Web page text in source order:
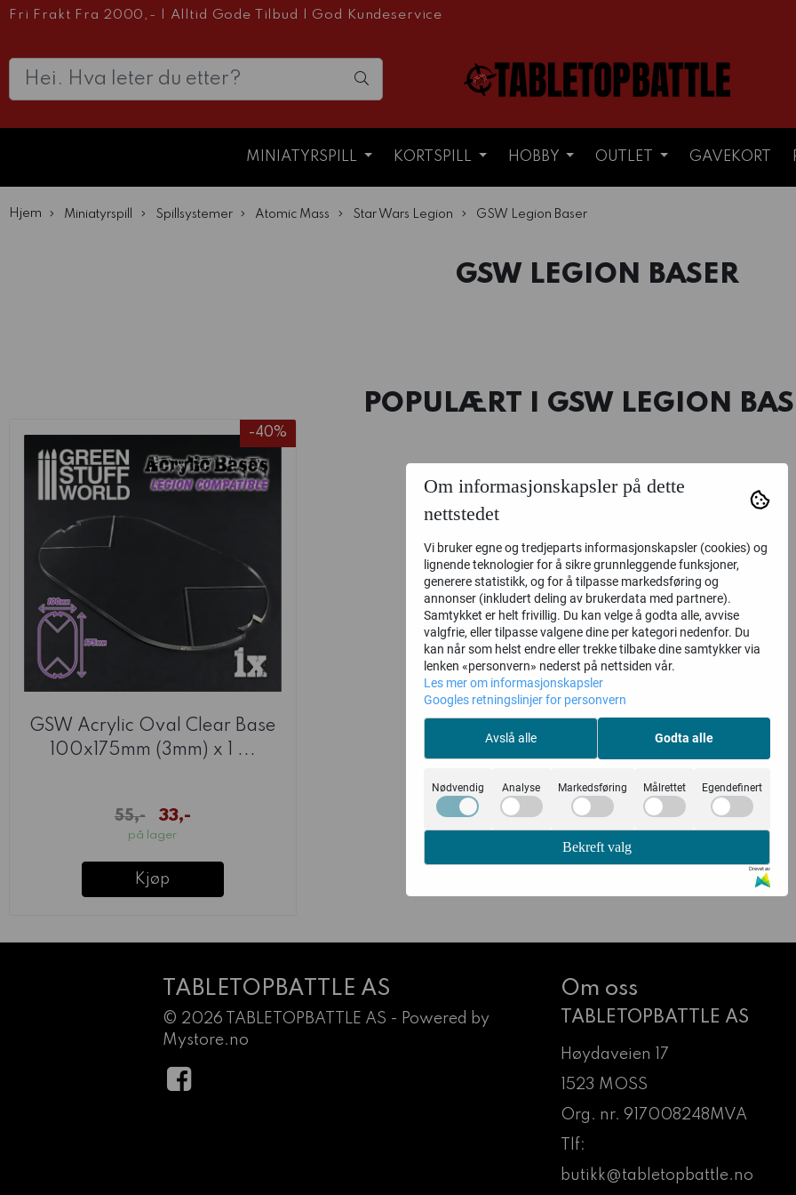
Fri Frakt Fra 2000,- Alltid Gode Tilbud God Kundeservice
MINIATYRSPILL KORTSPILL HOBBY OUTLET GAVEKORT
Hjem Miniatyrspill Spillsystemer Atomic Mass Star Wars Legion GSW Legion Baser
GSW LEGION BASER
POPULÆRT I GSW LEGION
-40%
GSW Acrylic Oval Clear Base
100x175mm (3mm) x 1 ...
55,- 33,-
på lager
Kjøp
TABLETOPBATTLE AS
© 2026 TABLETOPBATTLE AS - Powered by
Mystore.no
Om oss
TABLETOPBATTLE AS
Høydaveien 17
1523 MOSS
Org. nr. 917008248MVA
Tlf:
butikk@tabletopbattle.no
Om informasjonskapsler på dette
nettstedet
Vi bruker egne og tredjeparts informasjonskapsler (cookies) og
lignende teknologier for å sikre grunnleggende funksjoner,
generere statistikk, og for å tilpasse markedsføring og
annonser (inkludert deling av brukerdata med partnere).
Samtykket er helt frivillig. Du kan velge å godta alle, avvise
valgfrie, eller tilpasse valgene dine per kategori nedenfor. Du
kan når som helst endre eller trekke tilbake dine samtykker via
lenken «personvern» nederst på nettsiden vår.
Les mer om informasjonskapsler
Googles retningslinjer for personvern
Avslå alle Godta alle
Nødvendig Analyse Markedsføring Målrettet Egendefinert
Bekreft valg
Drevet av